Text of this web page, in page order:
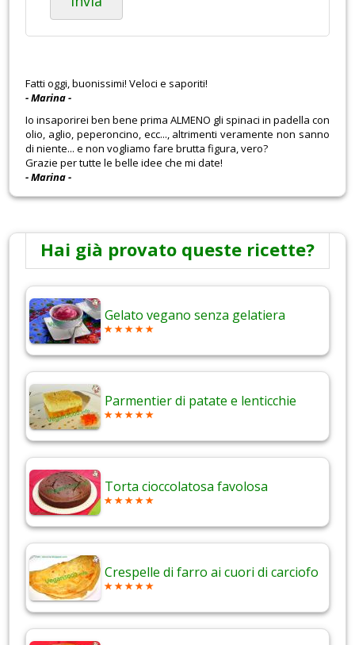
Fatti oggi, buonissimi! Veloci e saporiti!
- Marina -
Io insaporirei ben bene prima ALMENO gli spinaci in padella con
olio, aglio, peperoncino, ecc..., altrimenti veramente non sanno
di niente... e non vogliamo fare brutta figura, vero?
Grazie per tutte le belle idee che mi date!
- Marina -
Hai già provato queste ricette?
Gelato vegano senza gelatiera
Parmentier di patate e lenticchie
Torta cioccolatosa favolosa
Crespelle di farro ai cuori di carciofo